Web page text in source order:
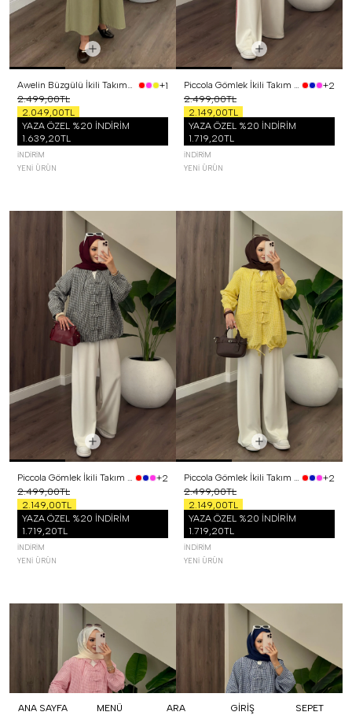
ANA SAYFA MENÜ ARA GİRİŞ SEPET
Awelin Büzgülü İkili Takım Yeşil
+1
2.499,00TL
2.049,00TL
YAZA ÖZEL %20 İNDİRİM
1.639,20TL
İNDIRIM
YENI ÜRÜN
Piccola Gömlek İkili Takım Kırmızı
+2
2.499,00TL
2.149,00TL
YAZA ÖZEL %20 İNDİRİM
1.719,20TL
İNDIRIM
YENI ÜRÜN
Piccola Gömlek İkili Takım Siyah
+2
2.499,00TL
2.149,00TL
YAZA ÖZEL %20 İNDİRİM
1.719,20TL
İNDIRIM
YENI ÜRÜN
Piccola Gömlek İkili Takım Sarı
+2
2.499,00TL
2.149,00TL
YAZA ÖZEL %20 İNDİRİM
1.719,20TL
İNDIRIM
YENI ÜRÜN